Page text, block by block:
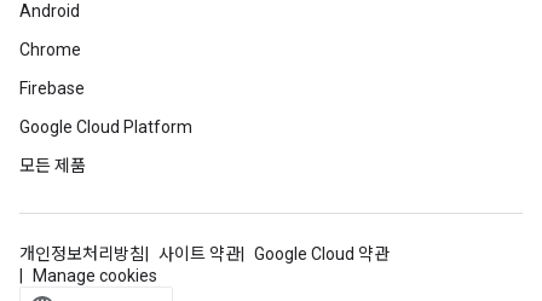
Android
Chrome
Firebase
Google Cloud Platform
모든 제품
개인정보처리방침 사이트 약관
Google Cloud 약관
Manage cookies